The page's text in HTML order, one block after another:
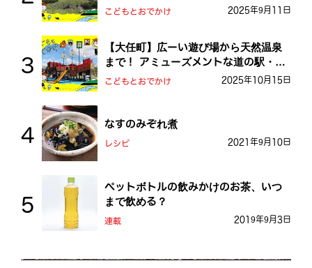
を探検しよう！
こどもとおでかけ 2025年9月11日
【大任町】広ーい遊び場から天然温泉
まで！ アミューズメントな道の駅・お
おとう桜街道
こどもとおでかけ 2025年10月15日
なすのみぞれ煮
レシピ 2021年9月10日
ペットボトルの飲みかけのお茶、いつ
まで飲める？
連載 2019年9月3日